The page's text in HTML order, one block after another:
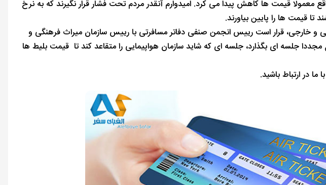
قیمت ها کاهش پیدا می کرد. امیدوارم آنقدر مردم تحت فشار قرار نگیرند که به نرخ
تا قیمت ها را پایین بیاورند.
خارجی، قرار است رییس انجمن صنفی دفاتر مسافرتی با رییس سازمان میراث فرهنگی و
جلسه ای بگذارد، جلسه ای که شاید سازمان هواپیمایی را متقاعد کند تا قیمت بلیط ها
ما در ارتباط باشید.